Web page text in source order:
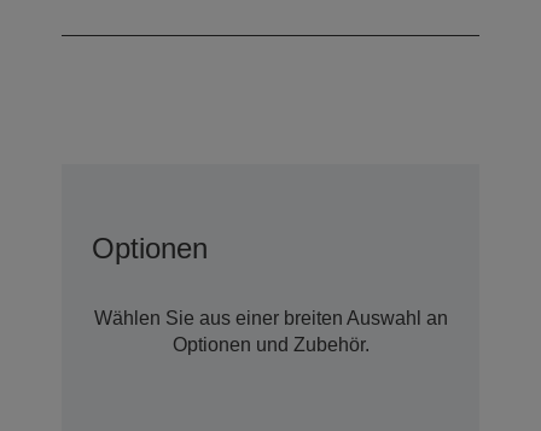
Optionen
Wählen Sie aus einer breiten Auswahl an
Optionen und Zubehör.